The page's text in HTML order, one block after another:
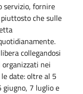
servizio, fornire
che sulle
collegandosi
nei
date: oltre al 5
7 luglio e